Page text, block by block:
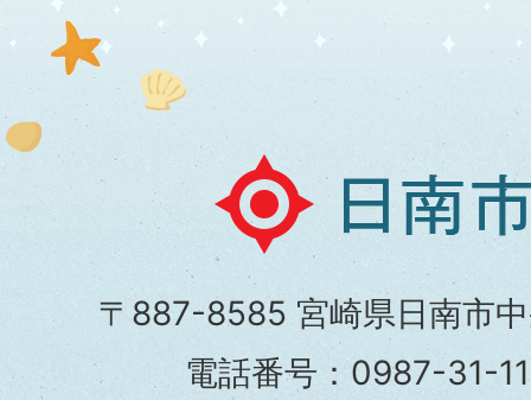
日
南
市
役
〒887-8585 宮崎県日南市
電話番号：0987-31-